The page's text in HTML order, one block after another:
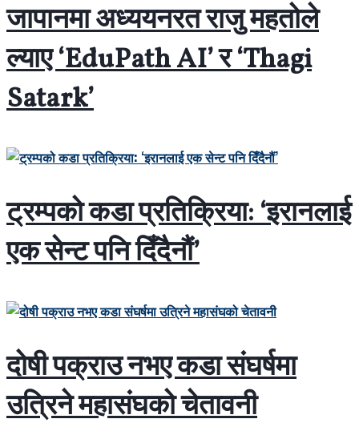
जापानमा अध्ययनरत राजु महतोले
ल्याए ‘EduPath AI’ र ‘Thagi
Satark’
ट्रम्पको कडा प्रतिक्रिया: ‘इरानलाई
एक सेन्ट पनि दिँदैनौं’
दोषी पक्राउ नभए कडा संघर्षमा
उत्रिने महासंघको चेतावनी